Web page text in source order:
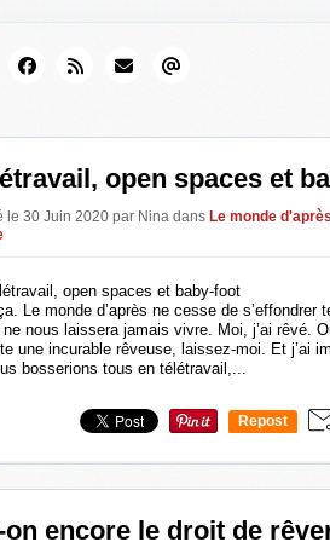
open spaces et
le 30 Juin 2020 par Nina dans Le monde d'après
Le monde d’après ne cesse de s’effondrer
ne nous laissera jamais vivre. Moi, j’ai rêvé.
une incurable rêveuse, laissez-moi. Et j’ai
bosserions tous en télétravail,...
Repost
on encore le droit de